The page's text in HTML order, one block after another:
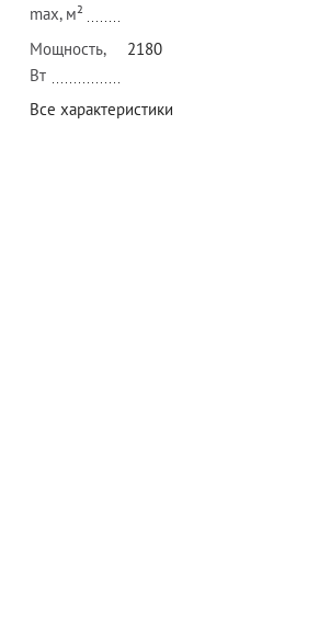
max, м²
Мощность,
Вт
2180
Все характеристики